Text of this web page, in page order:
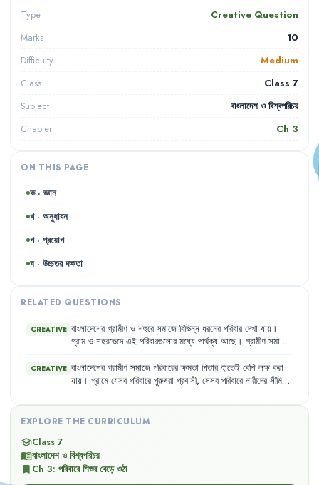
Type Creative Question
Marks 10
Difficulty Medium
Class Class 7
Subject বাংলাদেশ ও বিশ্বপরিচয়
Chapter Ch 3
ON THIS PAGE
ক · জ্ঞান
খ · অনুধাবন
গ · প্রয়োগ
ঘ · উচ্চতর দক্ষতা
RELATED QUESTIONS
CREATIVE বাংলাদেশের গ্রামীণ ও শহুরে সমাজে বিভিন্ন ধরনের পরিবার দেখা যায় ।
গ্রাম ও শহরভেদে এই পরিবারগুলোর মধ্যে পার্থক্য আছে । গ্রামীণ সমাজে
শহরাঞ্চলে সীমিত আয় ও বাসস্থান সমস্যার কারণে একক পরিবারই প্রধান
রূপ।
CREATIVE বাংলাদেশের গ্রামীণ সমাজে পরিবারের ক্ষমতা পিতার হাতেই বেশি লক্ষ করা
যায় । গ্রামে যেসব পরিবারে পুরুষরা প্রবাসী, সেসব পরিবারে নারীদের সীমিত
উচ্চবিত্ত পরিবারে নেতৃত্ব কেবল স্বামীর হাতেই ন্যস্ত থাকে না, সিদ্ধান্ত
গ্রহণের ক্ষেত্রে স্বামীরা স্ত্রীর
EXPLORE THE CURRICULUM
schoolClass 7
menu_bookবাংলাদেশ ও বিশ্বপরিচয়
bookmark Ch 3: পরিবারে শিশুর বেড়ে ওঠা